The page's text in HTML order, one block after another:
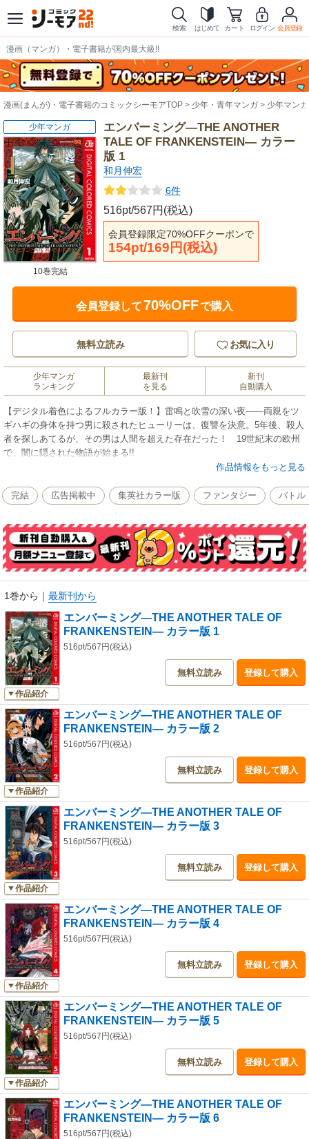
検索 はじめて カート ログイン 会員登録
漫画（マンガ）・電子書籍が国内最大級!!
漫画(まんが)・電子書籍のコミックシーモアTOP 少年・青年マンガ 少年マンガ
エンバーミング―THE ANOTHER
TALE OF FRANKENSTEIN― カラー
版 1
和月伸宏
6件
516pt/567円(税込)
会員登録限定70%OFFクーポンで
154pt/169円(税込)
少年マンガ
10巻完結
会員登録して70%OFFで購入
無料立読み お気に入り
少年マンガ
ランキング
最新刊
を見る
新刊
自動購入
【デジタル着色によるフルカラー版！】雷鳴と吹雪の深い夜――両親をツ
ギハギの身体を持つ男に殺されたヒューリーは、復讐を決意。5年後、殺人
者を探しあてるが、その男は人間を超えた存在だった！ 19世紀末の欧州
で、闇に隠された物語が始まる!!
作品情報をもっと見る
完結 広告掲載中 集英社カラー版 ファンタジー バトル
1巻から ｜ 最新刊から
作品紹介
エンバーミング―THE ANOTHER TALE OF
FRANKENSTEIN― カラー版 1
516pt/567円(税込)
無料立読み 登録して購入
作品紹介
エンバーミング―THE ANOTHER TALE OF
FRANKENSTEIN― カラー版 2
516pt/567円(税込)
無料立読み 登録して購入
作品紹介
エンバーミング―THE ANOTHER TALE OF
FRANKENSTEIN― カラー版 3
516pt/567円(税込)
無料立読み 登録して購入
作品紹介
エンバーミング―THE ANOTHER TALE OF
FRANKENSTEIN― カラー版 4
516pt/567円(税込)
無料立読み 登録して購入
作品紹介
エンバーミング―THE ANOTHER TALE OF
FRANKENSTEIN― カラー版 5
516pt/567円(税込)
無料立読み 登録して購入
エンバーミング―THE ANOTHER TALE OF
FRANKENSTEIN― カラー版 6
516pt/567円(税込)